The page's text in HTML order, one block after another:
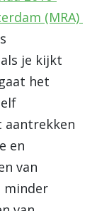
(MRA)
je kijkt
het
aantrekken
en
van
minder